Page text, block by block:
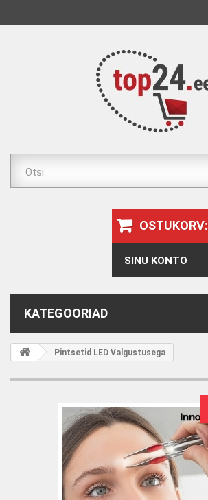
OSTUKORV:
SINU KONTO
KATEGOORIAD
Pintsetid LED Valgustusega